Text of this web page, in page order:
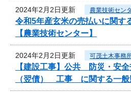
2024年2月2日更新 農業技術セン
令和5年産玄米の売払いに関す
【農業技術センター】
2024年2月2日更新 可茂土木事務
【建設工事】公共 防災・安
（翌債） 工事 に関する一般